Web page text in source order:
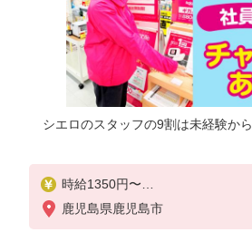
シエロのスタッフの9割は未経験か
時給1350円〜
※残業代支給
★交通費別途支給（規定あり）
鹿児島県鹿児島市